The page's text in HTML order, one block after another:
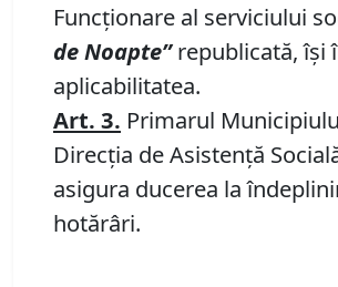
Funcţionare al serviciului
de Noapte”republicată,îşi
aplicabilitatea.
Art. 3. Primarul
Direcţia de Asistenţă
asigura ducerea la
hotărâri.